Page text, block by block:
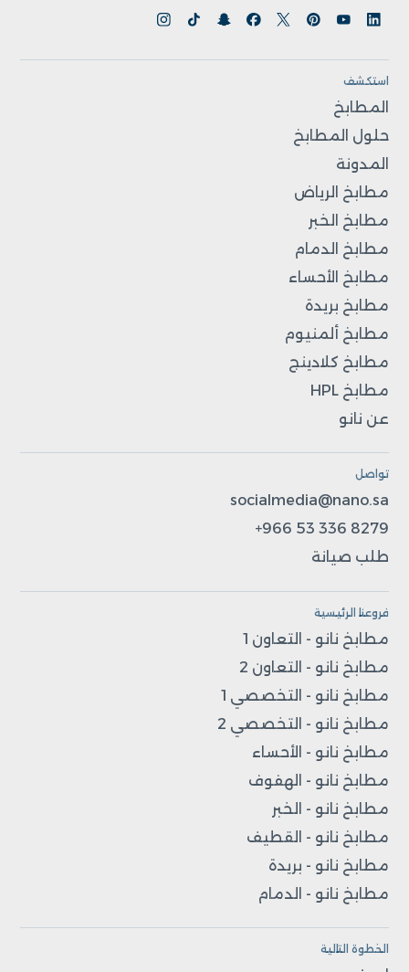
استكشف
المطابخ
حلول المطابخ
المدونة
مطابخ الرياض
مطابخ الخبر
مطابخ الدمام
مطابخ الأحساء
مطابخ بريدة
مطابخ ألمنيوم
مطابخ كلادينج
مطابخ HPL
عن نانو
تواصل
socialmedia@nano.sa
+966 53 336 8279
طلب صيانة
فروعنا الرئيسية
مطابخ نانو - التعاون 1
مطابخ نانو - التعاون 2
مطابخ نانو - التخصصي 1
مطابخ نانو - التخصصي 2
مطابخ نانو - الأحساء
مطابخ نانو - الهفوف
مطابخ نانو - الخبر
مطابخ نانو - القطيف
مطابخ نانو - بريدة
مطابخ نانو - الدمام
الخطوة التالية